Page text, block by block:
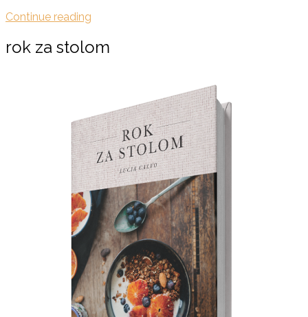
Continue reading
rok za stolom